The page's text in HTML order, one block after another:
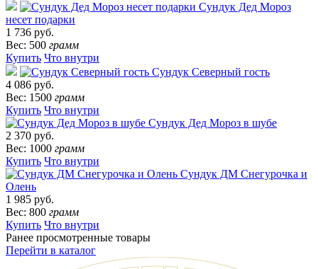
Сундук Дед Мороз
несет подарки
1 736 руб.
Вес: 500 грамм
Купить Что внутри
Сундук Северный гость
4 086 руб.
Вес: 1500 грамм
Купить Что внутри
Сундук Дед Мороз в шубе
2 370 руб.
Вес: 1000 грамм
Купить Что внутри
Сундук ДМ Снегурочка и
Олень
1 985 руб.
Вес: 800 грамм
Купить Что внутри
Ранее просмотренные товары
Перейти в каталог